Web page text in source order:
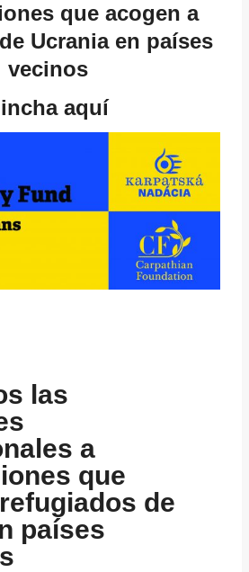
que acogen a
Ucrania en países
vecinos
aquí
las
a
que
de
países